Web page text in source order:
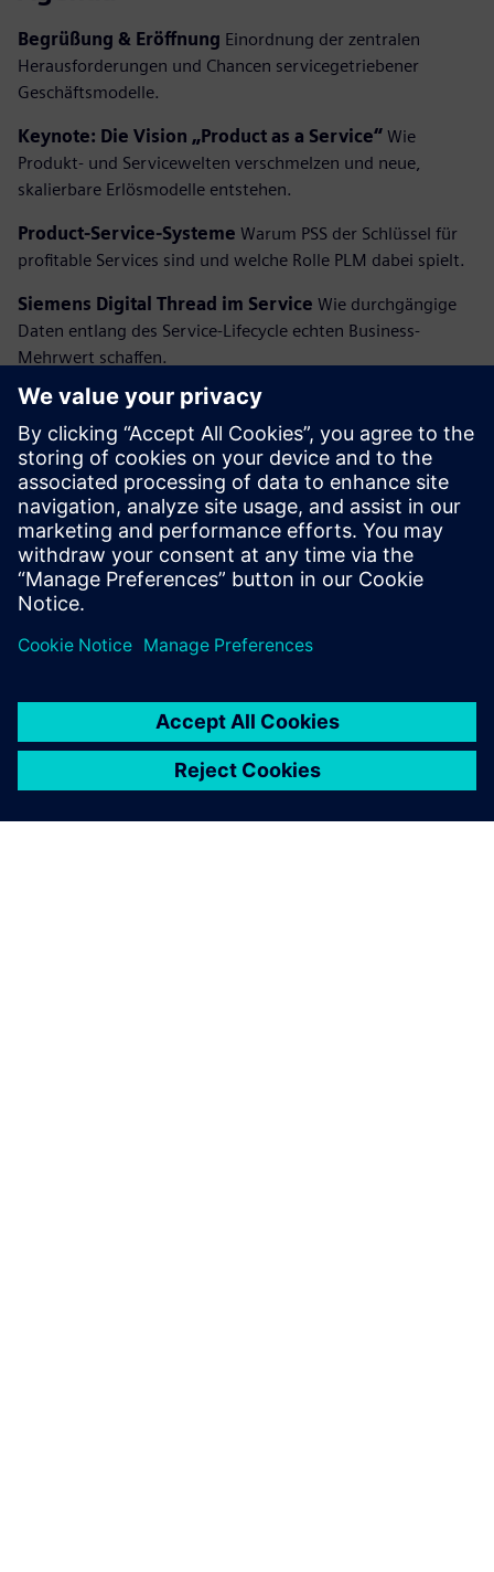
Begrüßung & Eröffnung Einordnung der zentralen
Herausforderungen und Chancen servicegetriebener
Geschäftsmodelle.
Keynote: Die Vision „Product as a Service“ Wie
Produkt- und Servicewelten verschmelzen und neue,
skalierbare Erlösmodelle entstehen.
Product-Service-Systeme Warum PSS der Schlüssel für
profitable Services sind und welche Rolle PLM dabei spielt.
Siemens Digital Thread im Service Wie durchgängige
Daten entlang des Service-Lifecycle echten Business-
Mehrwert schaffen.
Stimme der PartnerPraxisnahe Use-Cases und konkrete
Erfahrungen aus realen Projekten.
PodiumsdiskussionChancen, Herausforderungen und
Erfolgsfaktoren neuer Service-Geschäftsmodelle mit Raum
für Ihre Fragen.
Networking-AperitifPersönlicher Austausch in
entspannter Atmosphäre.